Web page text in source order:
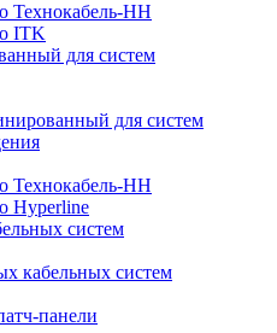
Технокабель-НН
ITK
для систем
для систем
Технокабель-НН
Hyperline
систем
кабельных систем
панели